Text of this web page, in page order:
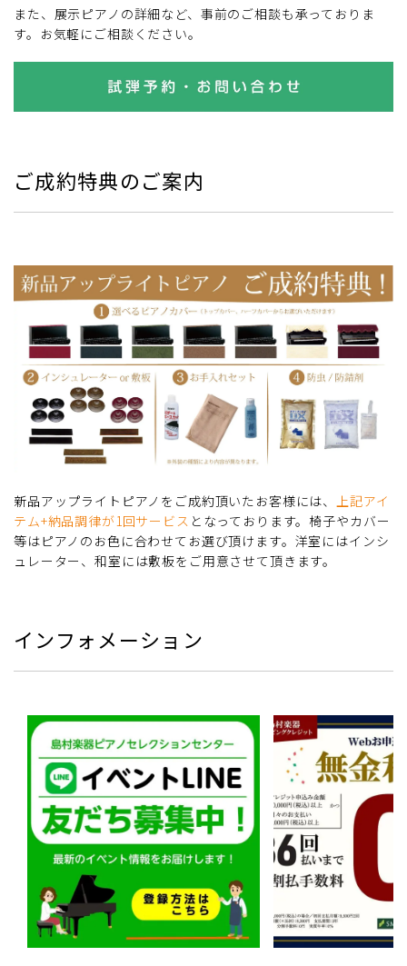
また、展示ピアノの詳細など、事前のご相談も承っておりま
す。お気軽にご相談ください。
ご成約特典のご案内
新品アップライトピアノをご成約頂いたお客様には、上記アイ
テム+納品調律が1回サービス となっております。椅子やカバー
等はピアノのお色に合わせてお選び頂けます。洋室にはインシ
ュレーター、和室には敷板をご用意させて頂きます。
インフォメーション